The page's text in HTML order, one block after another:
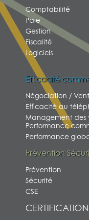
Comptabilité
Paie
Gestion
Fiscalité
Logiciels
Efficacité
Négociation /
Efficacité au
Management des
Performance
Performance
Prévention
Prévention
Sécurité
CSE